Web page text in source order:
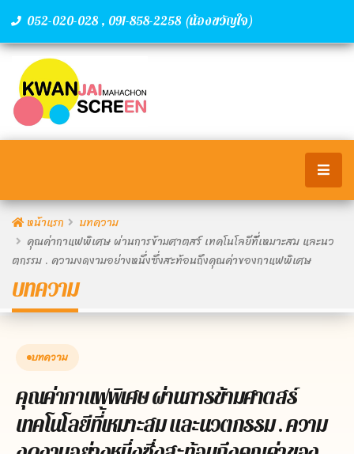
052-020-028 , 091-858-2258 (น้องขวัญใจ)
หน้าแรก
บทความ
คุณค่ากาแฟพิเศษ ผ่านการข้ามศาตสร์ เทคโนโลยีที่้เหมาะสม และนว
ตกรรม . ความงดงามอย่างหนึ่งซึ่งสะท้อนถึงคุณค่าของกาแฟพิเศษ
บทความ
บทความ
คุณค่ากาแฟพิเศษ ผ่านการข้ามศาตสร์
เทคโนโลยีที่้เหมาะสม และนวตกรรม . ความ